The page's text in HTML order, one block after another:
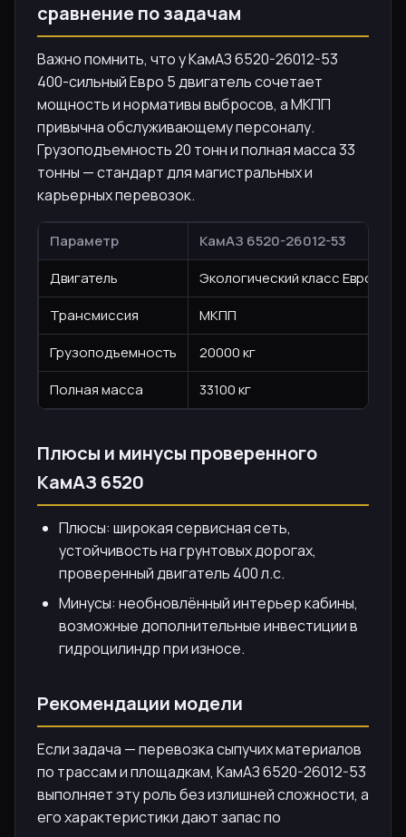
сравнение по задачам
Важно помнить, что у КамАЗ 6520-26012-53
400-сильный Евро 5 двигатель сочетает
мощность и нормативы выбросов, а МКПП
привычна обслуживающему персоналу.
Грузоподъемность 20 тонн и полная масса 33
тонны — стандарт для магистральных и
карьерных перевозок.
Параметр
КамАЗ 6520-26012-53
Двигатель
Экологический класс Евро 5,
Трансмиссия
МКПП
Грузоподъемность
20000 кг
Полная масса
33100 кг
Плюсы и минусы проверенного
КамАЗ 6520
Плюсы: широкая сервисная сеть,
устойчивость на грунтовых дорогах,
проверенный двигатель 400 л.с.
Минусы: необновлённый интерьер кабины,
возможные дополнительные инвестиции в
гидроцилиндр при износе.
Рекомендации модели
Если задача — перевозка сыпучих материалов
по трассам и площадкам, КамАЗ 6520-26012-53
выполняет эту роль без излишней сложности, а
его характеристики дают запас по